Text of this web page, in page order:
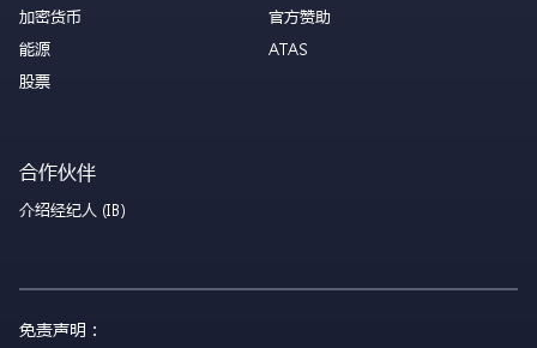
加密货币
能源
股票
官方赞助
ATAS
合作伙伴
介绍经纪人 (IB)
免责声明：